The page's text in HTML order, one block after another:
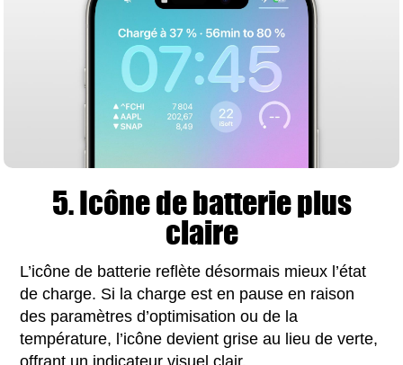
5. Icône de batterie plus
claire
L’icône de batterie reflète désormais mieux l’état
de charge. Si la charge est en pause en raison
des paramètres d’optimisation ou de la
température, l’icône devient grise au lieu de verte,
offrant un indicateur visuel clair.